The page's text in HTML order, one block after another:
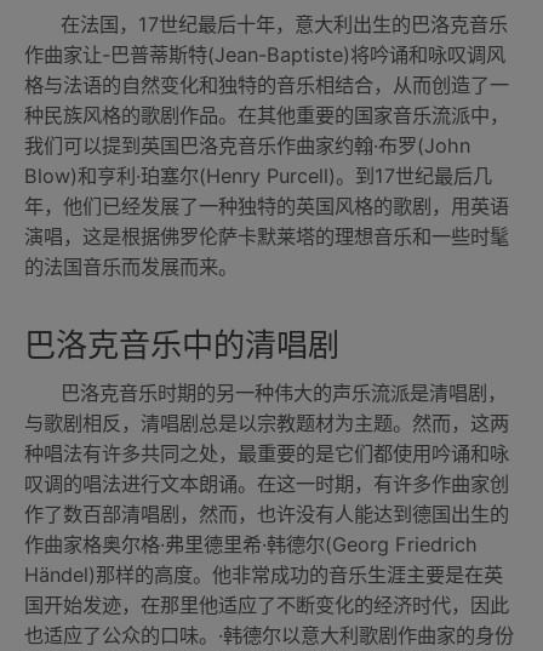
在法国，17世纪最后十年，意大利出生的巴洛克音乐
作曲家让-巴普蒂斯特(Jean-Baptiste)将吟诵和咏叹调风
格与法语的自然变化和独特的音乐相结合，从而创造了一
种民族风格的歌剧作品。在其他重要的国家音乐流派中，
我们可以提到英国巴洛克音乐作曲家约翰·布罗(John
Blow)和亨利·珀塞尔(Henry Purcell)。到17世纪最后几
年，他们已经发展了一种独特的英国风格的歌剧，用英语
演唱，这是根据佛罗伦萨卡默莱塔的理想音乐和一些时髦
的法国音乐而发展而来。
巴洛克音乐中的清唱剧
巴洛克音乐时期的另一种伟大的声乐流派是清唱剧，
与歌剧相反，清唱剧总是以宗教题材为主题。然而，这两
种唱法有许多共同之处，最重要的是它们都使用吟诵和咏
叹调的唱法进行文本朗诵。在这一时期，有许多作曲家创
作了数百部清唱剧，然而，也许没有人能达到德国出生的
作曲家格奥尔格·弗里德里希·韩德尔(Georg Friedrich
Händel)那样的高度。他非常成功的音乐生涯主要是在英
国开始发迹，在那里他适应了不断变化的经济时代，因此
也适应了公众的口味。·韩德尔以意大利歌剧作曲家的身份